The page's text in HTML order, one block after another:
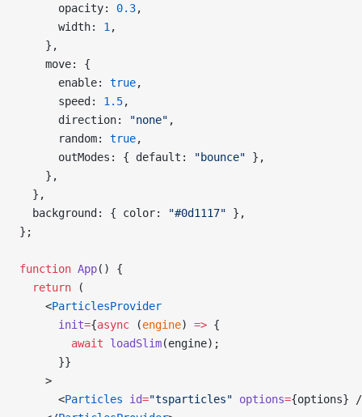
      opacity:
0.3,
      width:
1 ,
    },
    move: {
      enable:
true,
      speed:
1.5,
      direction:
"none" ,
      random:
true,
      outModes: { default:
"bounce" },
    },
  },
  background: { color:
"#0d1117" },
};
function App() {
  return
(
    <
ParticlesProvider
      init
={async (engine) => {
        await
loadSlim(engine);
      }}
    >
      <
Particles id="tsparticles" options={options} /